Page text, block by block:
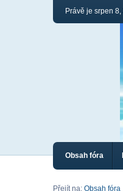
Právě je srpen
Obsah fóra
Přejít na: Obsah fóra